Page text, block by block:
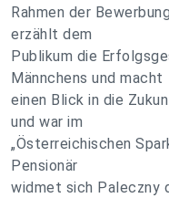
Rahmen der
erzählt dem
Publikum die
Männchens und macht
einen Blick in die
und war im
„Österreichischen
Pensionär
widmet sich Paleczny